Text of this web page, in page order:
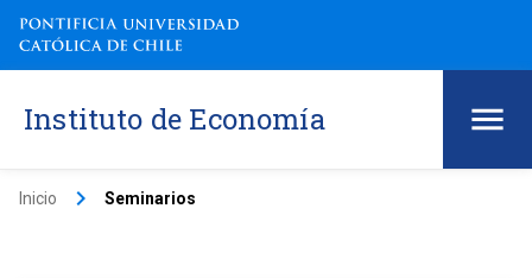
Instituto de Economía
Inicio keyboard_arrow_right Seminarios